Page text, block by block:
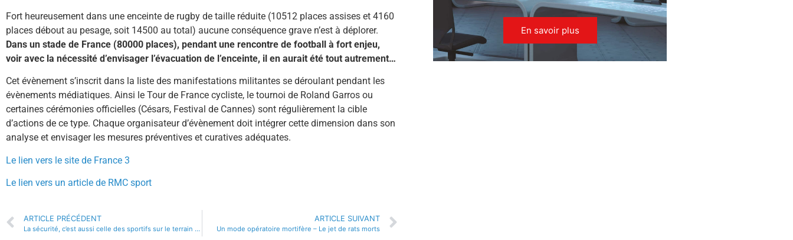
Fort heureusement dans une enceinte de rugby de taille réduite (10512 places assises et 4160
places débout au pesage, soit 14500 au total) aucune conséquence grave n’est à déplorer.
Dans un stade de France (80000 places), pendant une rencontre de football à fort enjeu,
voir avec la nécessité d’envisager l’évacuation de l’enceinte, il en aurait été tout autrement…
Cet évènement s’inscrit dans la liste des manifestations militantes se déroulant pendant les
évènements médiatiques. Ainsi le Tour de France cycliste, le tournoi de Roland Garros ou
certaines cérémonies officielles (Césars, Festival de Cannes) sont régulièrement la cible
d’actions de ce type. Chaque organisateur d’évènement doit intégrer cette dimension dans son
analyse et envisager les mesures préventives et curatives adéquates.
Le lien vers le site de France 3
Le lien vers un article de RMC sport
ARTICLE PRÉCÉDENT
La sécurité, c’est aussi celle des sportifs sur le terrain et des artistes sur scène !
ARTICLE SUIVANT
Un mode opératoire mortifère – Le jet de rats morts
En savoir plus